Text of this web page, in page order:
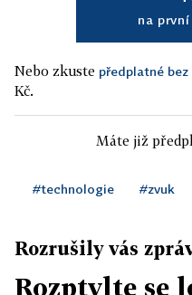
na
Nebo zkuste předplatné
Kč.
Máte již
#technologie #zvuk
Rozrušily vás
Rozptylte se